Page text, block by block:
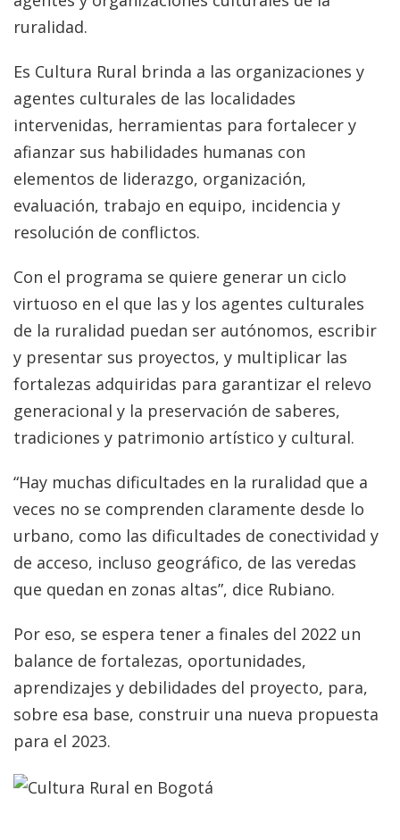
ruralidad.
Es Cultura Rural brinda a las organizaciones y
agentes culturales de las localidades
intervenidas, herramientas para fortalecer y
afianzar sus habilidades humanas con
elementos de liderazgo, organización,
evaluación, trabajo en equipo, incidencia y
resolución de conflictos.
Con el programa se quiere generar un ciclo
virtuoso en el que las y los agentes culturales
de la ruralidad puedan ser autónomos, escribir
y presentar sus proyectos, y multiplicar las
fortalezas adquiridas para garantizar el relevo
generacional y la preservación de saberes,
tradiciones y patrimonio artístico y cultural.
“Hay muchas dificultades en la ruralidad que a
veces no se comprenden claramente desde lo
urbano, como las dificultades de conectividad y
de acceso, incluso geográfico, de las veredas
que quedan en zonas altas”, dice Rubiano.
Por eso, se espera tener a finales del 2022 un
balance de fortalezas, oportunidades,
aprendizajes y debilidades del proyecto, para,
sobre esa base, construir una nueva propuesta
para el 2023.